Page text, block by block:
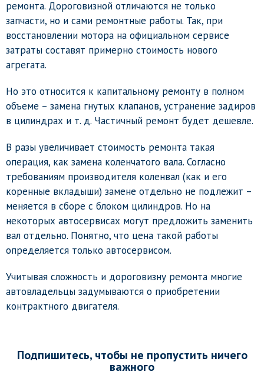
ремонта. Дороговизной отличаются не только
запчасти, но и сами ремонтные работы. Так, при
восстановлении мотора на официальном сервисе
затраты составят примерно стоимость нового
агрегата.
Но это относится к капитальному ремонту в полном
объеме – замена гнутых клапанов, устранение задиров
в цилиндрах и т. д. Частичный ремонт будет дешевле.
В разы увеличивает стоимость ремонта такая
операция, как замена коленчатого вала. Согласно
требованиям производителя коленвал (как и его
коренные вкладыши) замене отдельно не подлежит –
меняется в сборе с блоком цилиндров. Но на
некоторых автосервисах могут предложить заменить
вал отдельно. Понятно, что цена такой работы
определяется только автосервисом.
Учитывая сложность и дороговизну ремонта многие
автовладельцы задумываются о приобретении
контрактного двигателя.
Подпишитесь, чтобы не пропустить ничего
важного